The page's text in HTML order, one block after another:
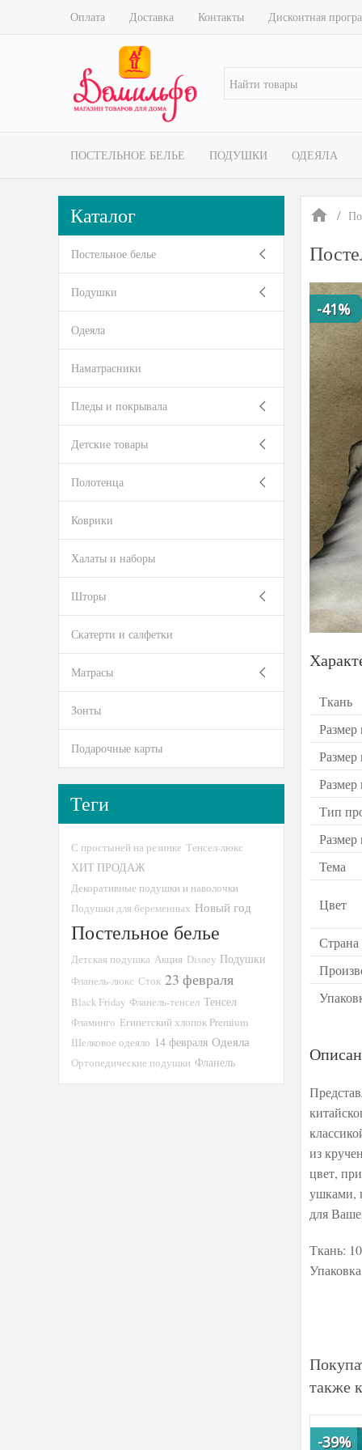
Оплата Доставка Контакты Дисконтная
ПОСТЕЛЬНОЕ БЕЛЬЕ ПОДУШКИ ОДЕЯЛА
-41%
Ткань
Размер
Размер
Тип
Размер
Тема
Цвет
Страна
из
цвет,
ушками,
для
Ткань:
также
-39%
Каталог
Постельное белье
Подушки
Одеяла
Наматрасники
Пледы и покрывала
Детские товары
Полотенца
Коврики
Халаты и наборы
Шторы
Скатерти и салфетки
Матрасы
Зонты
Подарочные карты
Теги
С простыней на резинке Тенсел-люкс
ХИТ ПРОДАЖ
Декоративные подушки и наволочки
Подушки для беременных Новый год
Постельное белье
Детская подушка Акция Disney Подушки
Фланель-люкс Сток 23 февраля
Black Friday Фланель-тенсел Тенсел
Фламинго Египетский хлопок Premium
Шелковое одеяло 14 февраля Одеяла
Ортопедические подушки Фланель